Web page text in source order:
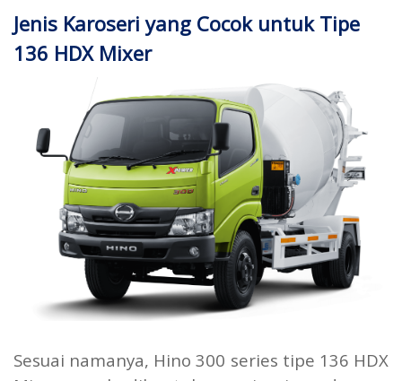
Jenis Karoseri yang Cocok untuk Tipe
136 HDX Mixer
Sesuai namanya, Hino 300 series tipe 136 HDX